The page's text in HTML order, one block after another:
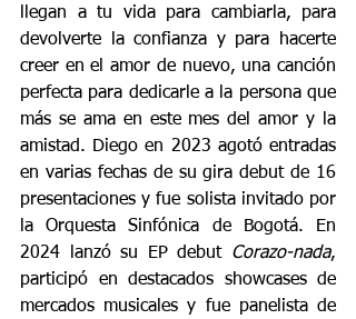
llegan a tu vida para cambiarla, para
devolverte la confianza y para hacerte
creer en el amor de nuevo, una canción
perfecta para dedicarle a la persona que
más se ama en este mes del amor y la
amistad. Diego en 2023 agotó entradas
en varias fechas de su gira debut de 16
presentaciones y fue solista invitado por
la Orquesta Sinfónica de Bogotá. En
2024 lanzó su EP debut Corazo-nada,
participó en destacados showcases de
mercados musicales y fue panelista de